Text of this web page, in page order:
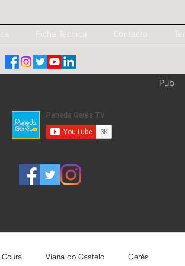
Ficha Técnica Contacto
Pub
Viana do Castelo Gerês